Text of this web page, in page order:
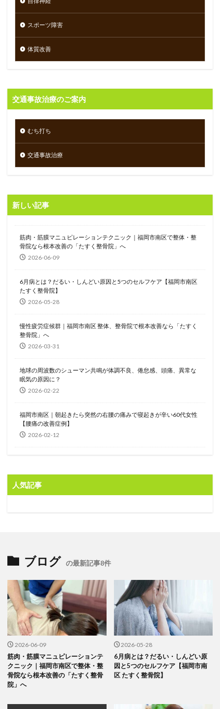
スポーツ障害
体質改善
交通事故治療のご案内
むち打ち
交通事故治療
新しい記事
筋肉・筋膜マニュピレーションテクニック｜福岡市南区で整体・整
骨院なら根本改善の「たすく整骨院」へ
2026-06-09
6月病とは？だるい・しんどい原因と5つのセルフケア【福岡市南区
たすく整骨院】
2026-05-28
慢性疲労症候群｜福岡市南区 整体、整骨院で根本改善なら「たすく
整骨院」へ
2026-03-31
地球の周波数のシューマン共鳴が体調不良、倦怠感、頭痛、異常な
眠気の原因に？
2026-02-22
福岡市南区｜朝起きたら突然の右腰の痛みで寝起きが辛い60代女性
【腰痛の改善症例】
2026-02-12
人気記事
ブログ の最新記事8件
2026-06-09
筋肉・筋膜マニュピレーションテ
クニック｜福岡市南区で整体・整
骨院なら根本改善の「たすく整骨
院」へ
2026-05-28
6月病とは？だるい・しんどい原
因と5つのセルフケア【福岡市南
区 たすく整骨院】